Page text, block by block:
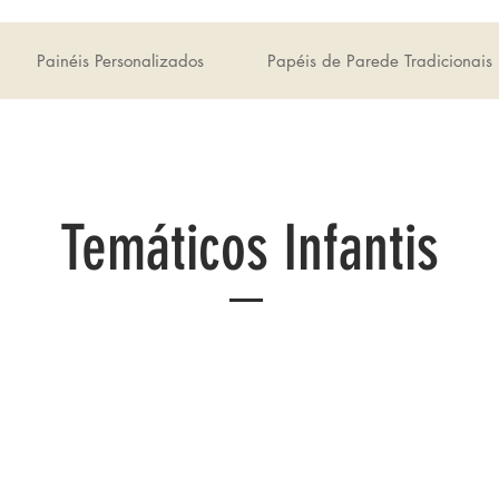
Painéis Personalizados Papéis de Parede Tradicionais
Temáticos Infantis